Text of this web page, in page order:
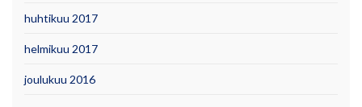
huhtikuu 2017
helmikuu 2017
joulukuu 2016